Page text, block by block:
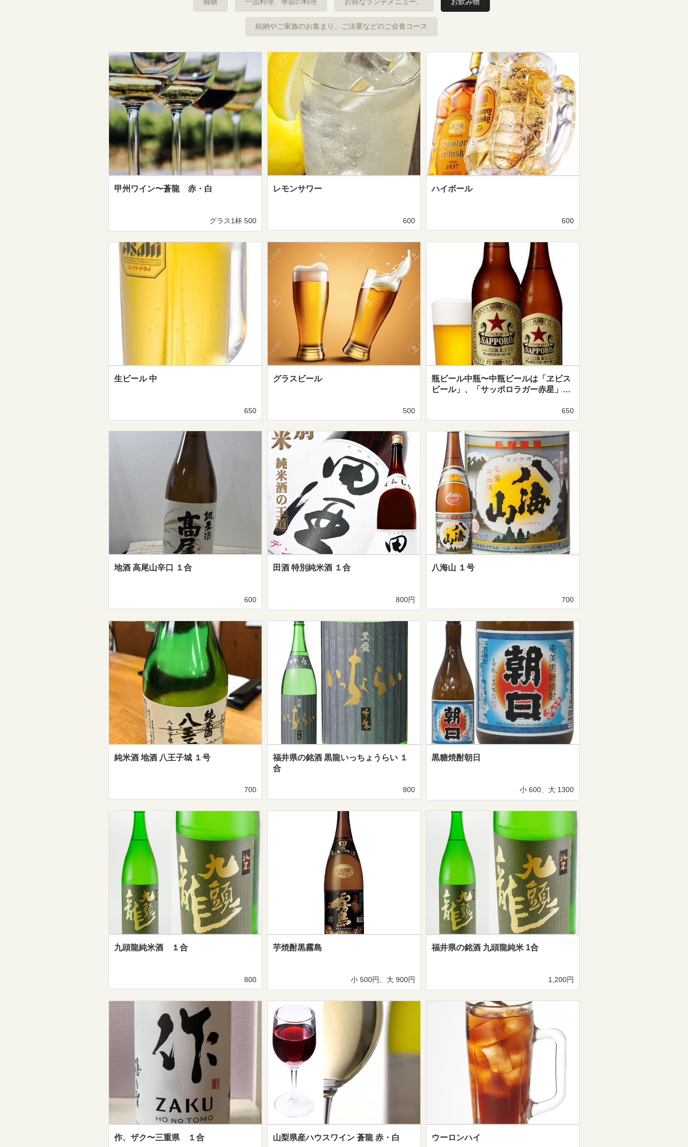
結納やご家族のお集まり、ご法要などのご会食コース
甲州ワイン〜蒼龍 赤・白
グラス1杯 500
レモンサワー
600
ハイボール
600
生ビール 中
650
グラスビール
500
瓶ビール中瓶〜中瓶ビールは「ヱビス
ビール」、「サッポロラガー赤星」…
650
地酒 高尾山辛口 １合
600
田酒 特別純米酒 １合
800円
八海山 １号
700
純米酒 地酒 八王子城 １号
700
福井県の銘酒 黒龍いっちょうらい １
合
800
黒糖焼酎朝日
小 600、大 1300
九頭龍純米酒 １合
800
芋焼酎黒霧島
小 500円、大 900円
福井県の銘酒 九頭龍純米 1合
1,200円
作、ザク〜三重県 １合 山梨県産ハウスワイン 蒼龍 赤・白 ウーロンハイ